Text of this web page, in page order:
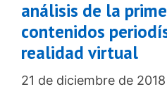
análisis de la
contenidos
realidad virtual
21 de diciembre de 2018